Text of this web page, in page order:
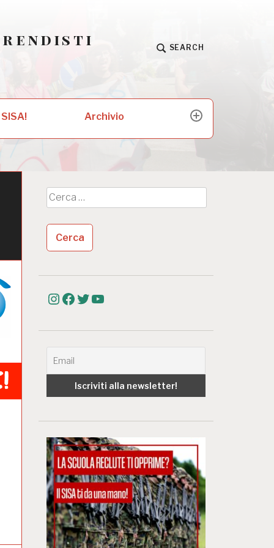
SEARCH
Archivio
expand
menu
Ricerca
per:
Instagram
Facebook
Twitter
YouTube